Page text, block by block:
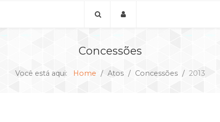
Concessões
Você está aqui: Home Atos Concessões 2013